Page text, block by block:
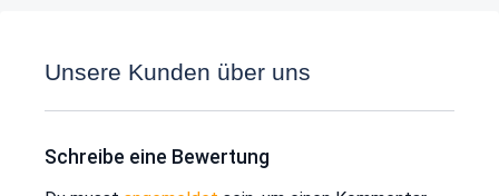
Unsere Kunden über uns
Schreibe eine Bewertung